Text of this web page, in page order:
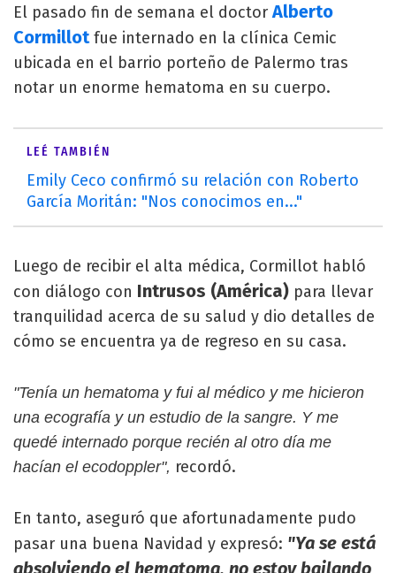
El pasado fin de semana el doctorAlberto
Cormillotfue internado en la clínica Cemic
ubicada en el barrio porteño de Palermo tras
notar un enorme hematoma en su cuerpo.
LEÉ TAMBIÉN
Emily Ceco confirmó su relación con Roberto
García Moritán: "Nos conocimos en..."
Luego de recibir el alta médica, Cormillot habló
con diálogo con Intrusos (América) para llevar
tranquilidad acerca de su salud y dio detalles de
cómo se encuentra ya de regreso en su casa.
"Tenía un hematoma y fui al médico y me hicieron
una ecografía y un estudio de la sangre. Y me
quedé internado porque recién al otro día me
hacían el ecodoppler", recordó.
En tanto, aseguró que afortunadamente pudo
pasar una buena Navidad y expresó: "Ya se está
absolviendo el hematoma, no estoy bailando